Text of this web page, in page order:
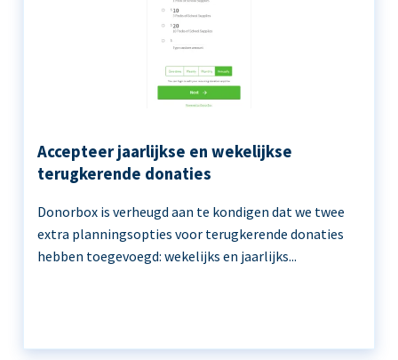
Accepteer jaarlijkse en wekelijkse
terugkerende donaties
Donorbox is verheugd aan te kondigen dat we twee
extra planningsopties voor terugkerende donaties
hebben toegevoegd: wekelijks en jaarlijks...